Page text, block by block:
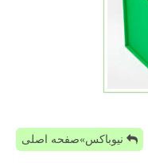
نیوباکس»صفحه اصلی